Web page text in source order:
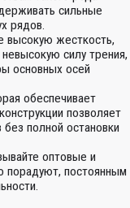
сильные
рядов.
высокую жесткость,
силу трения,
основных осей
обеспечивает
позволяет
полной остановки
оптовые и
порадуют, постоянным